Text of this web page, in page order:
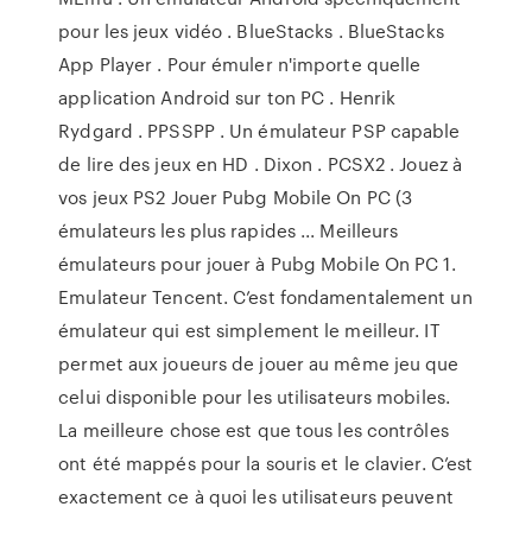
pour les jeux vidéo . BlueStacks . BlueStacks
App Player . Pour émuler n'importe quelle
application Android sur ton PC . Henrik
Rydgard . PPSSPP . Un émulateur PSP capable
de lire des jeux en HD . Dixon . PCSX2 . Jouez à
vos jeux PS2 Jouer Pubg Mobile On PC (3
émulateurs les plus rapides ... Meilleurs
émulateurs pour jouer à Pubg Mobile On PC 1.
Emulateur Tencent. C’est fondamentalement un
émulateur qui est simplement le meilleur. IT
permet aux joueurs de jouer au même jeu que
celui disponible pour les utilisateurs mobiles.
La meilleure chose est que tous les contrôles
ont été mappés pour la souris et le clavier. C’est
exactement ce à quoi les utilisateurs peuvent